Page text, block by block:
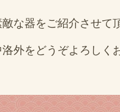
な器をご紹介させて
外をどうぞよろしく